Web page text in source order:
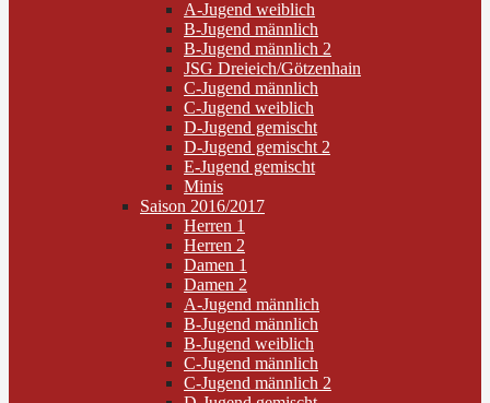
A-Jugend weiblich
B-Jugend männlich
B-Jugend männlich 2
JSG Dreieich/Götzenhain
C-Jugend männlich
C-Jugend weiblich
D-Jugend gemischt
D-Jugend gemischt 2
E-Jugend gemischt
Minis
Saison 2016/2017
Herren 1
Herren 2
Damen 1
Damen 2
A-Jugend männlich
B-Jugend männlich
B-Jugend weiblich
C-Jugend männlich
C-Jugend männlich 2